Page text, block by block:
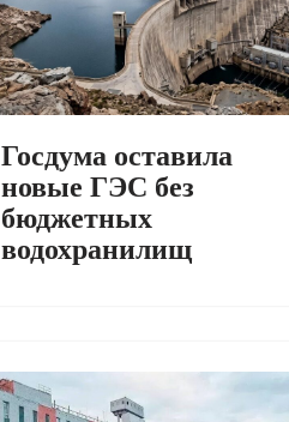
Госдума оставила
новые ГЭС без
бюджетных
водохранилищ